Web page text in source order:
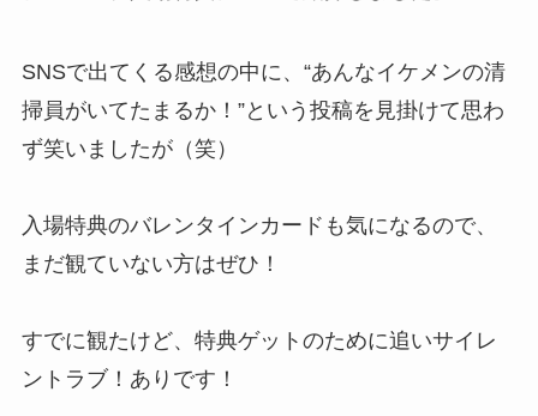
SNSで出てくる感想の中に、“あんなイケメンの清
掃員がいてたまるか！”という投稿を見掛けて思わ
ず笑いましたが（笑）
入場特典のバレンタインカードも気になるので、
まだ観ていない方はぜひ！
すでに観たけど、特典ゲットのために追いサイレ
ントラブ！ありです！